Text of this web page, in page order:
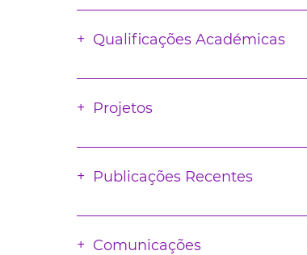
Qualificações Académicas
Projetos
Publicações Recentes
Comunicações